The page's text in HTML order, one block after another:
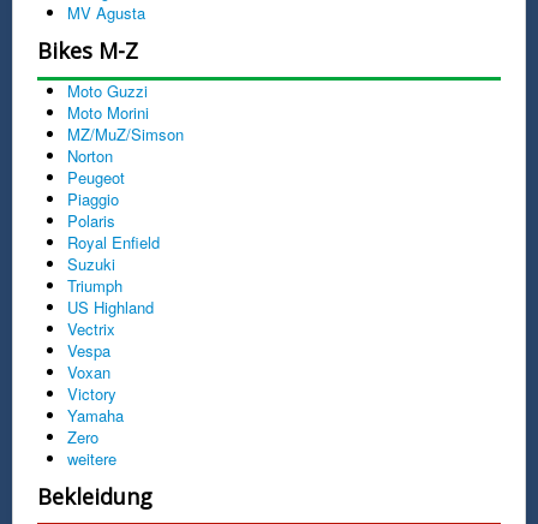
MV Agusta
Bikes M-Z
Moto Guzzi
Moto Morini
MZ/MuZ/Simson
Norton
Peugeot
Piaggio
Polaris
Royal Enfield
Suzuki
Triumph
US Highland
Vectrix
Vespa
Voxan
Victory
Yamaha
Zero
weitere
Bekleidung